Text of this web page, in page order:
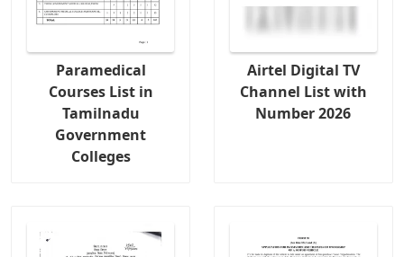
Paramedical
Courses List in
Tamilnadu
Government
Colleges
Airtel Digital TV
Channel List with
Number 2026